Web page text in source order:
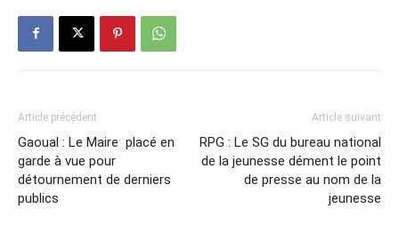
Article précédent
Gaoual : Le Maire placé en
garde à vue pour
détournement de derniers
publics
Article suivant
RPG : Le SG du bureau national
de la jeunesse dément le point
de presse au nom de la
jeunesse